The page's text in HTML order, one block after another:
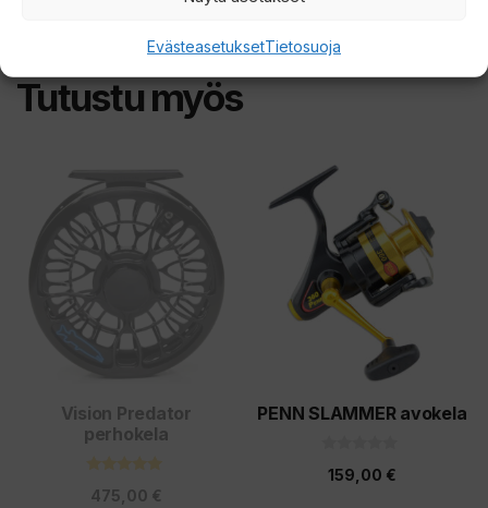
EvästeasetuksetTietosuoja
Tutustu myös
Vision Predator
perhokela
5:stä
475,00 €
tuotteella
useampi
muunnelma.
Voit
tehdä
tuotteen
PENN SLAMMER avokela
159,00 €
tuotteella
useampi
muunnelma.
tuotteen